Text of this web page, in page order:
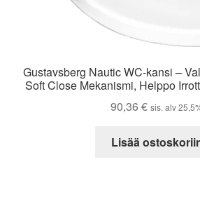
Gustavsberg Nautic WC-kansi –
Soft Close Mekanismi, Helppo
90,36 € sis. alv
Lisää